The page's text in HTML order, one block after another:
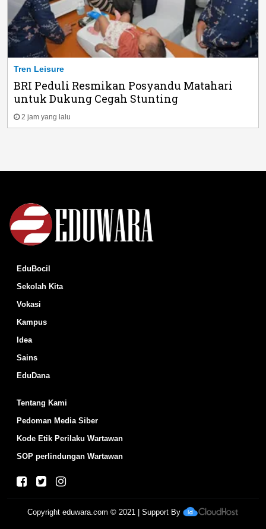
Tren Leisure
BRI Peduli Resmikan Posyandu Matahari
untuk Dukung Cegah Stunting
2 jam yang lalu
EduBocil
Sekolah Kita
Vokasi
Kampus
Idea
Sains
EduDana
Tentang Kami
Pedoman Media Siber
Kode Etik Perilaku Wartawan
SOP perlindungan Wartawan
Copyrighteduwara.com © 2021 | Support By